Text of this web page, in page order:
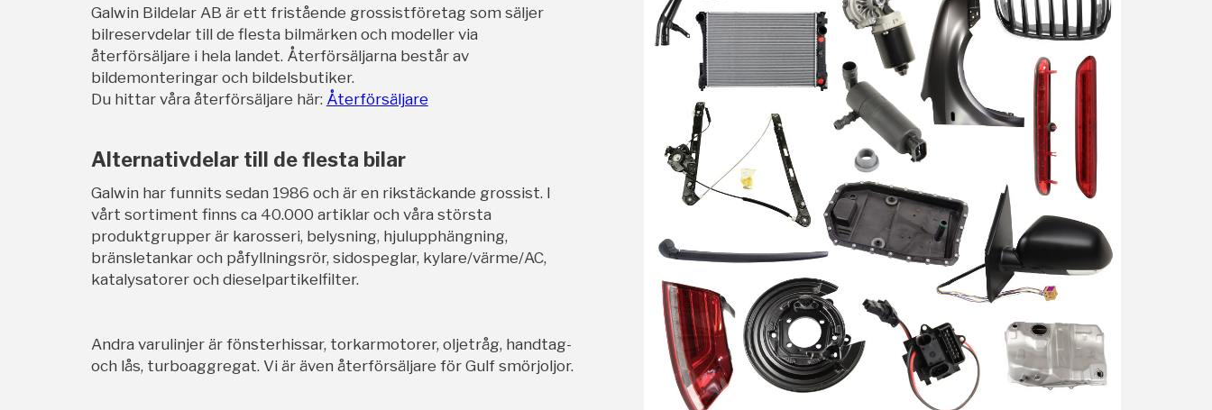
Galwin Bildelar AB är ett fristående grossistföretag som säljer
bilreservdelar till de flesta bilmärken och modeller via
återförsäljare i hela landet. Återförsäljarna består av
bildemonteringar och bildelsbutiker.
Du hittar våra återförsäljare här: Återförsäljare
Alternativdelar till de flesta bilar
Galwin har funnits sedan 1986 och är en rikstäckande grossist. I
vårt sortiment finns ca 40.000 artiklar och våra största
produktgrupper är karosseri, belysning, hjulupphängning,
bränsletankar och påfyllningsrör, sidospeglar, kylare/värme/AC,
katalysatorer och dieselpartikelfilter.
Andra varulinjer är fönsterhissar, torkarmotorer, oljetråg, handtag-
och lås, turboaggregat. Vi är även återförsäljare för Gulf smörjoljor.